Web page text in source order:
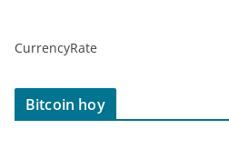
CurrencyRate
Bitcoin hoy